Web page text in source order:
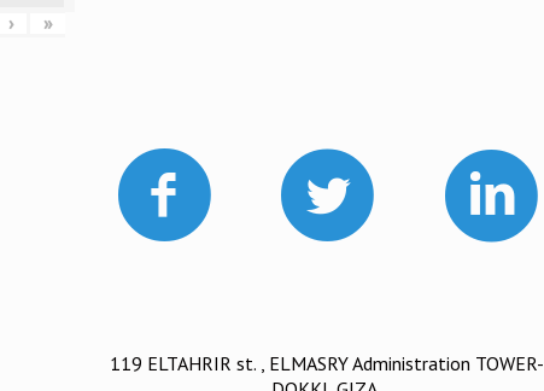
› »
119 ELTAHRIR st. , ELMASRY Administration TOWER-